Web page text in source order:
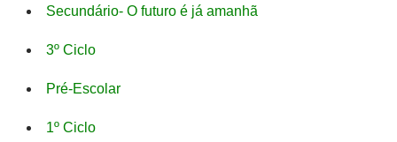
Secundário- O futuro é já amanhã
3º Ciclo
Pré-Escolar
1º Ciclo